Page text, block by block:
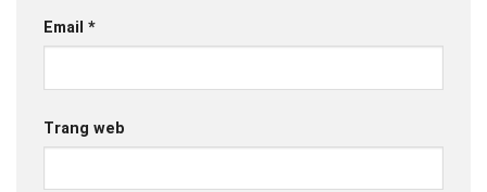
Email *
Trang web